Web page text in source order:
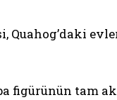
Quahog’daki
figürünün tam